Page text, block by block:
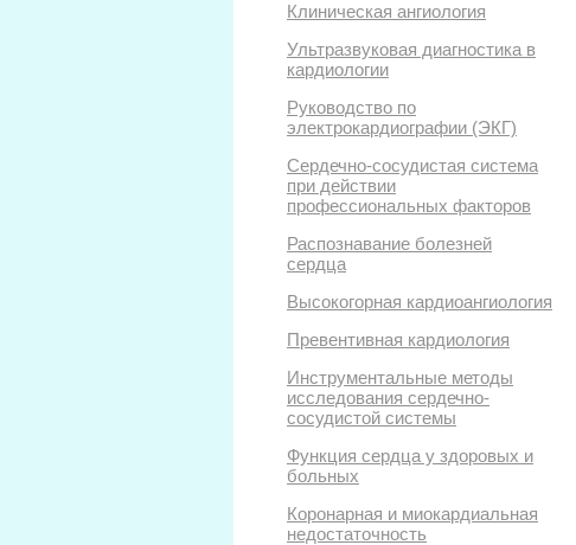
Клиническая ангиология
Ультразвуковая диагностика в
кардиологии
Руководство по
электрокардиографии (ЭКГ)
Сердечно-сосудистая система
при действии
профессиональных факторов
Распознавание болезней
сердца
Высокогорная кардиоангиология
Превентивная кардиология
Инструментальные методы
исследования сердечно-
сосудистой системы
Функция сердца у здоровых и
больных
Коронарная и миокардиальная
недостаточность